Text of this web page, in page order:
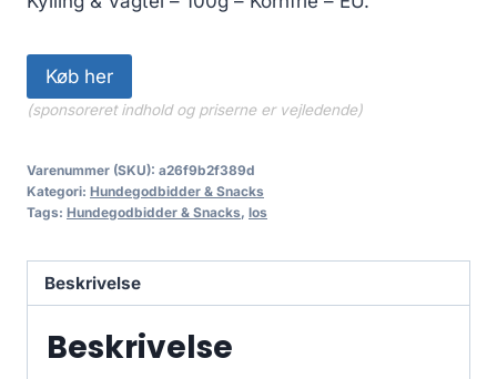
Køb her
(sponsoreret indhold og priserne er vejledende)
Varenummer (SKU): a26f9b2f389d
Kategori: Hundegodbidder & Snacks
Tags: Hundegodbidder & Snacks, los
Beskrivelse
Beskrivelse